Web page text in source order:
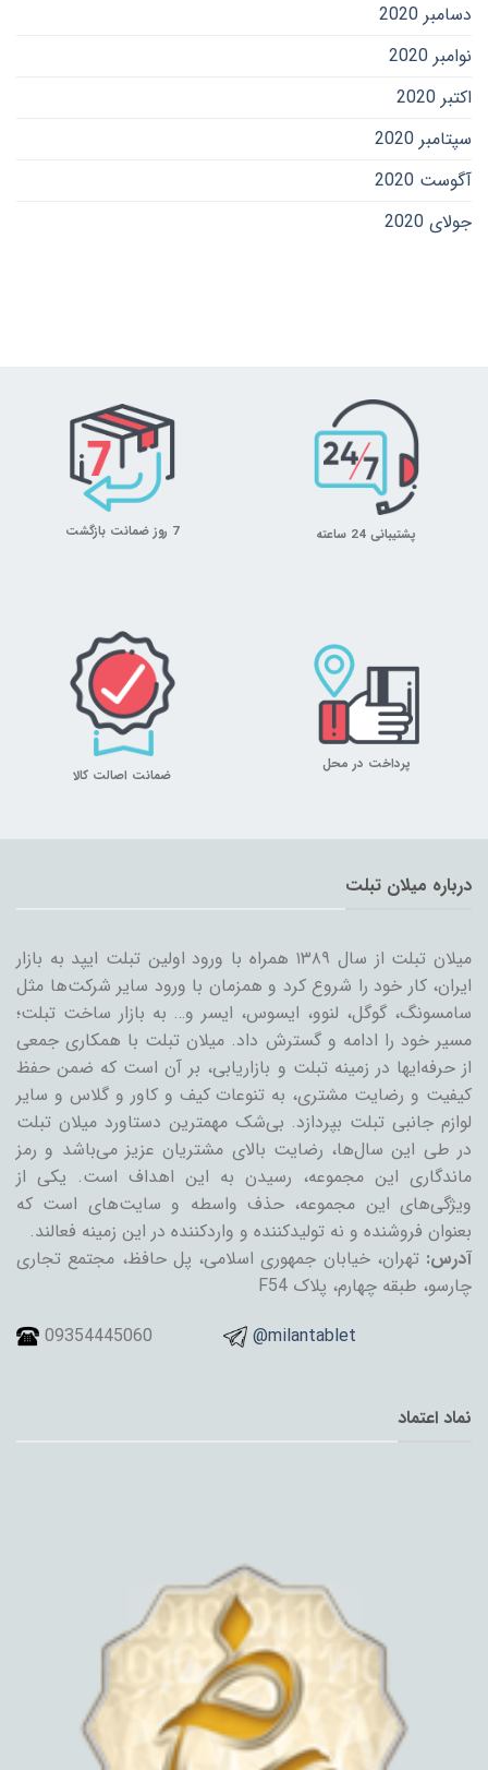
دسامبر 2020
نوامبر 2020
اکتبر 2020
سپتامبر 2020
آگوست 2020
جولای 2020
پشتیبانی 24 ساعته 7 روز ضمانت بازگشت
پرداخت در محل
ضمانت اصالت کالا
درباره میلان تبلت
میلان تبلت از سال ۱۳۸۹ همراه با ورود اولین تبلت ایپد به بازار
ایران، کار خود را شروع کرد و همزمان با ورود سایر شرکت‌ها مثل
سامسونگ، گوگل، لنوو، ایسوس، ایسر و… به بازار ساخت تبلت؛
مسیر خود را ادامه و گسترش داد. میلان تبلت با همکاری جمعی
از حرفه‌ایها در زمینه تبلت و بازاریابی، بر آن است که ضمن حفظ
کیفیت و رضایت مشتری، به تنوعات کیف و کاور و گلاس و سایر
لوازم جانبی تبلت بپردازد. بی‌شک مهمترین دستاورد میلان تبلت
در طی این سال‌ها، رضایت بالای مشتریان عزیز می‌باشد و رمز
ماندگاری این مجموعه، رسیدن به این اهداف است. یکی از
ویژگی‌های این مجموعه، حذف واسطه و سایت‌های است که
بعنوان فروشنده و نه تولیدکننده و واردکننده در این زمینه فعالند.
آدرس: تهران، خیابان جمهوری اسلامی، پل حافظ، مجتمع تجاری
چارسو، طبقه چهارم، پلاک F54
09354445060
@milantablet
نماد اعتماد